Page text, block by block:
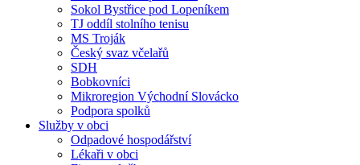
Sokol Bystřice pod Lopeníkem
TJ oddíl stolního tenisu
MS Troják
Český svaz včelařů
SDH
Bobkovníci
Mikroregion Východní Slovácko
Podpora spolků
Služby v obci
Odpadové hospodářství
Lékaři v obci